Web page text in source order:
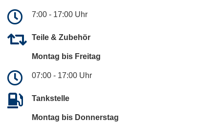
7:00 - 17:00 Uhr
Teile & Zubehör
Montag bis Freitag
07:00 - 17:00 Uhr
Tankstelle
Montag bis Donnerstag